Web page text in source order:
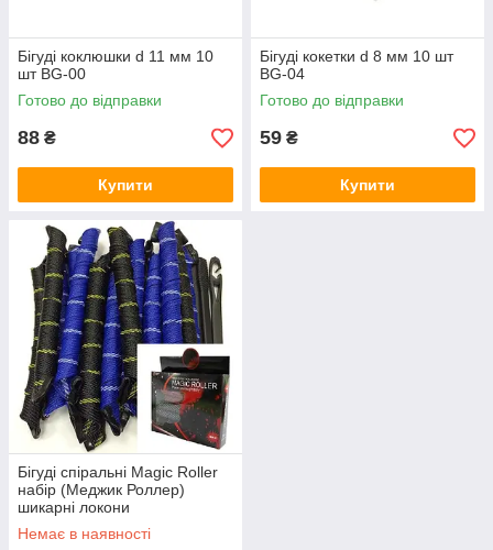
Бігуді коклюшки d 11 мм 10
шт BG-00
Готово до відправки
88 ₴
Купити
Бігуді кокетки d 8 мм 10 шт
BG-04
Готово до відправки
59 ₴
Купити
Бігуді спіральні Magic Roller
набір (Меджик Роллер)
шикарні локони
Немає в наявності